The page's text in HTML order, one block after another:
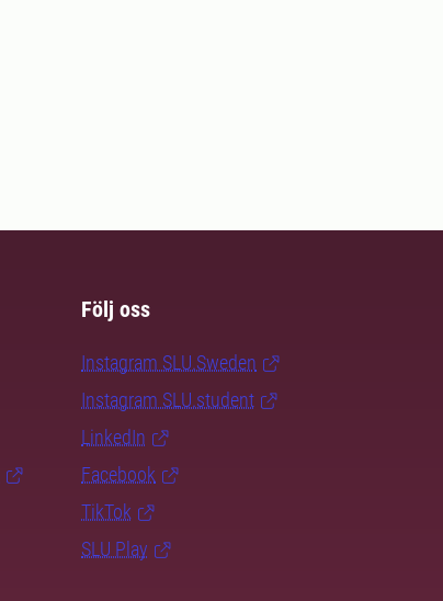
Följ oss
Instagram SLU.Sweden
Instagram SLU.student
LinkedIn
Facebook
TikTok
SLU Play